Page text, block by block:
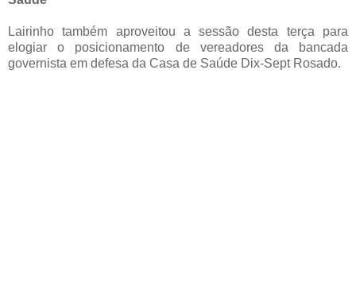
Lairinho também aproveitou a sessão desta terça para
elogiar o posicionamento de vereadores da bancada
governista em defesa da Casa de Saúde Dix-Sept Rosado.